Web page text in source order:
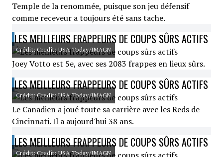
Temple de la renommée, puisque son jeu défensif
comme receveur a toujours été sans tache.
LES MEILLEURS FRAPPEURS DE COUPS SÛRS ACTIFS
Crédit: Credit: USA Today/IMAGN
Joey Votto est 5e, avec ses 2083 frappes en lieux sûrs.
LES MEILLEURS FRAPPEURS DE COUPS SÛRS ACTIFS
Crédit: Credit: USA Today/IMAGN
Le Canadien a joué toute sa carrière avec les Reds de
Cincinnati. Il a aujourd'hui 38 ans.
LES MEILLEURS FRAPPEURS DE COUPS SÛRS ACTIFS
Crédit: Credit: USA Today/IMAGN